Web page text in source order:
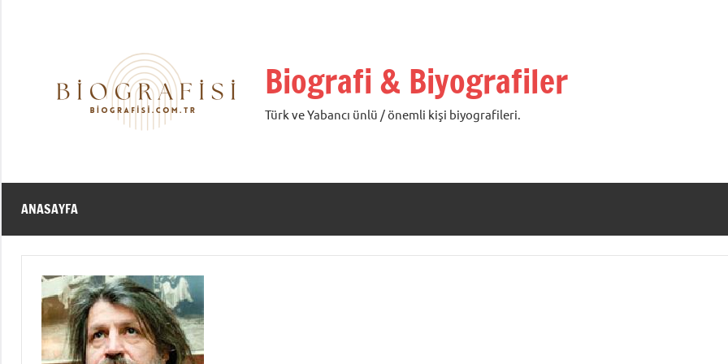
Biografi & Biyografiler
Türk ve Yabancı ünlü / önemli kişi biyografileri.
ANASAYFA